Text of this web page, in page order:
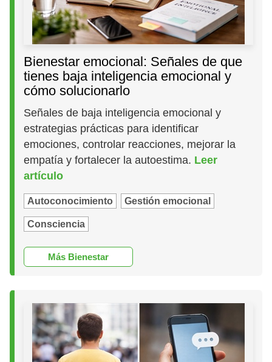
Bienestar emocional: Señales de que
tienes baja inteligencia emocional y
cómo solucionarlo
Señales de baja inteligencia emocional y
estrategias prácticas para identificar
emociones, controlar reacciones, mejorar la
empatía y fortalecer la autoestima. Leer
artículo
Autoconocimiento Gestión emocional
Consciencia
Más Bienestar